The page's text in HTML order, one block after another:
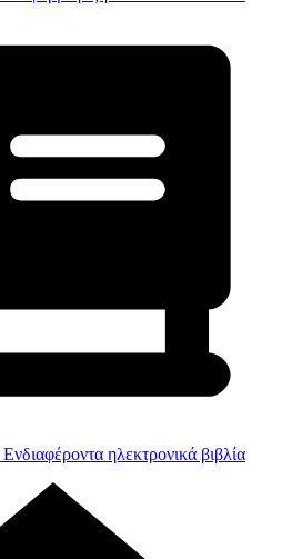
Ενδιαφέροντα ηλεκτρονικά βιβλία